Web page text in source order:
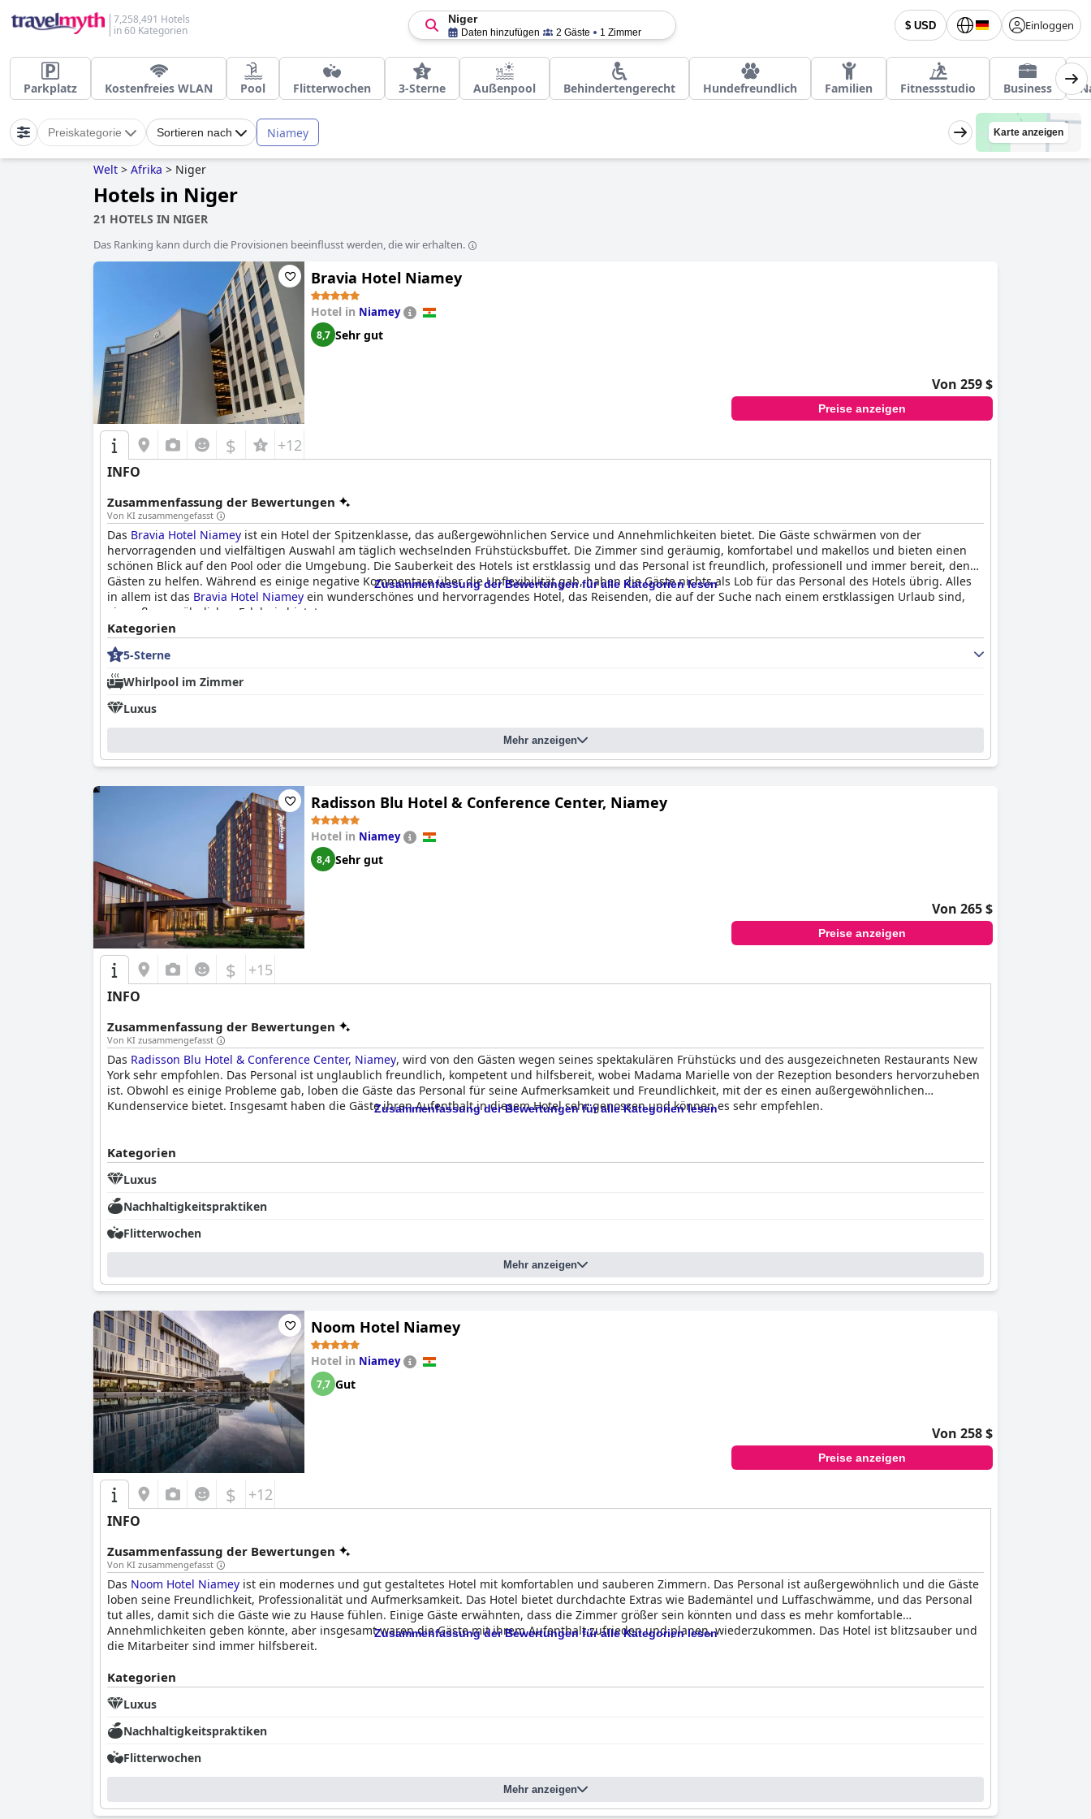
7,258,491 Hotels
in 60 Kategorien
$ USD Einloggen
Niger
Daten hinzufügen 2 Gäste 1 Zimmer
Parkplatz Kostenfreies WLAN Pool Flitterwochen 3-Sterne Außenpool Behindertengerecht Hundefreundlich Familien Fitnessstudio Business
Preiskategorie Sortieren nach Niamey Karte anzeigen
Welt > Afrika > Niger
Hotels in Niger
21 HOTELS IN NIGER
Das Ranking kann durch die Provisionen beeinflusst werden, die wir erhalten.
Bravia Hotel Niamey
Hotel in Niamey
8,7 Sehr gut
Von 259 $
Preise anzeigen
$ +12
INFO
Zusammenfassung der Bewertungen
Von KI zusammengefasst
Das Bravia Hotel Niamey ist ein Hotel der Spitzenklasse, das außergewöhnlichen Service und Annehmlichkeiten bietet. Die Gäste schwärmen von der
hervorragenden und vielfältigen Auswahl am täglich wechselnden Frühstücksbuffet. Die Zimmer sind geräumig, komfortabel und makellos und bieten einen
schönen Blick auf den Pool oder die Umgebung. Die Sauberkeit des Hotels ist erstklassig und das Personal ist freundlich, professionell und immer bereit, den
Gästen zu helfen. Während es einige negative Kommentare über die Unflexibilität gab, haben die Gäste nichts als Lob für das Personal des Hotels übrig. Alles
in allem ist das Bravia Hotel Niamey ein wunderschönes und hervorragendes Hotel, das Reisenden, die auf der Suche nach einem erstklassigen Urlaub sind,
ein außergewöhnliches Erlebnis bietet.
Zusammenfassung der Bewertungen für alle Kategorien lesen
Kategorien
5-Sterne
Whirlpool im Zimmer
Luxus
Mehr anzeigen
Radisson Blu Hotel & Conference Center, Niamey
Hotel in Niamey
8,4 Sehr gut
Von 265 $
Preise anzeigen
$ +15
INFO
Zusammenfassung der Bewertungen
Von KI zusammengefasst
Das Radisson Blu Hotel & Conference Center, Niamey, wird von den Gästen wegen seines spektakulären Frühstücks und des ausgezeichneten Restaurants New
York sehr empfohlen. Das Personal ist unglaublich freundlich, kompetent und hilfsbereit, wobei Madama Marielle von der Rezeption besonders hervorzuheben
ist. Obwohl es einige Probleme gab, loben die Gäste das Personal für seine Aufmerksamkeit und Freundlichkeit, mit der es einen außergewöhnlichen
Kundenservice bietet. Insgesamt haben die Gäste ihren Aufenthalt in diesem Hotel sehr genossen und können es sehr empfehlen.
Zusammenfassung der Bewertungen für alle Kategorien lesen
Kategorien
Luxus
Nachhaltigkeitspraktiken
Flitterwochen
Mehr anzeigen
Noom Hotel Niamey
Hotel in Niamey
7,7 Gut
Von 258 $
Preise anzeigen
$ +12
INFO
Zusammenfassung der Bewertungen
Von KI zusammengefasst
Das Noom Hotel Niamey ist ein modernes und gut gestaltetes Hotel mit komfortablen und sauberen Zimmern. Das Personal ist außergewöhnlich und die Gäste
loben seine Freundlichkeit, Professionalität und Aufmerksamkeit. Das Hotel bietet durchdachte Extras wie Bademäntel und Luffaschwämme, und das Personal
tut alles, damit sich die Gäste wie zu Hause fühlen. Einige Gäste erwähnten, dass die Zimmer größer sein könnten und dass es mehr komfortable
Annehmlichkeiten geben könnte, aber insgesamt waren die Gäste mit ihrem Aufenthalt zufrieden und planen, wiederzukommen. Das Hotel ist blitzsauber und
die Mitarbeiter sind immer hilfsbereit.
Zusammenfassung der Bewertungen für alle Kategorien lesen
Kategorien
Luxus
Nachhaltigkeitspraktiken
Flitterwochen
Mehr anzeigen